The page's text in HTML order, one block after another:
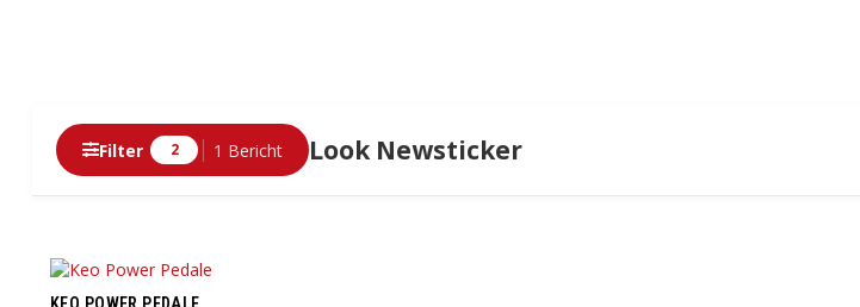
Look Newsticker
Filter 2 1 Bericht
KEO POWER PEDALE